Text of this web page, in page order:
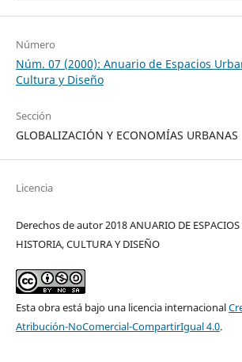
Número
Núm. 07 (2000): Anuario de Espacios
Cultura y Diseño
Sección
GLOBALIZACIÓN Y ECONOMÍAS URBANAS
Licencia
Derechos de autor 2018 ANUARIO DE
HISTORIA, CULTURA Y DISEÑO
Esta obra está bajo una licencia internacional
Atribución-NoComercial-CompartirIgual 4.0.